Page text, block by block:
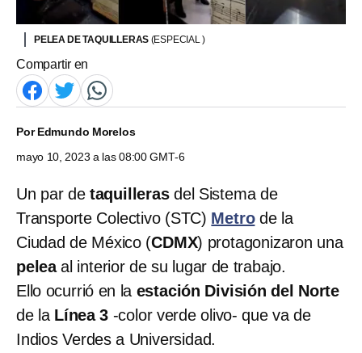
PELEA DE TAQUILLERAS (ESPECIAL )
Compartir en
PorEdmundo Morelos
mayo 10, 2023 a las 08:00 GMT-6
Un par de taquillerasdel Sistema de
Transporte Colectivo (STC) Metrode la
Ciudad de México (CDMX) protagonizaron una
peleaal interior de su lugar de trabajo.
Ello ocurrió en la estación División del Norte
de la Línea 3 -color verde olivo- que va de
Indios Verdes a Universidad.